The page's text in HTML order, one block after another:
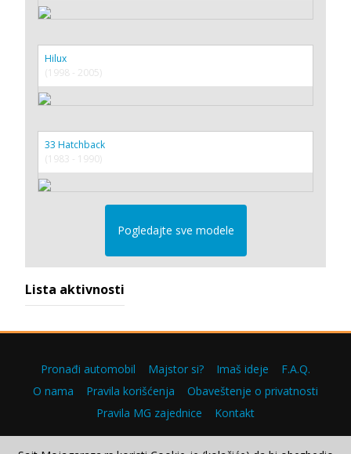
Hilux
(1998 - 2005)
33 Hatchback
(1983 - 1990)
Pogledajte sve modele
Lista aktivnosti
Pronađi automobil Majstor si? Imaš ideje
F.A.Q.
O nama
Pravila korišćenja
Obaveštenje o privatnosti
Pravila MG zajednice
Kontakt